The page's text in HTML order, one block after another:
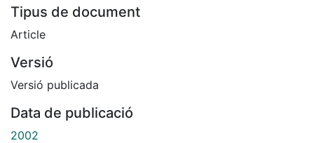
Tipus de document
Article
Versió
Versió publicada
Data de publicació
2002